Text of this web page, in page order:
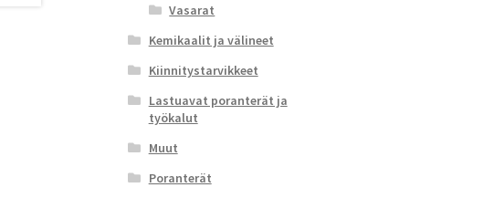
Vasarat
Kemikaalit ja välineet
Kiinnitystarvikkeet
Lastuavat poranterät ja
työkalut
Muut
Poranterät